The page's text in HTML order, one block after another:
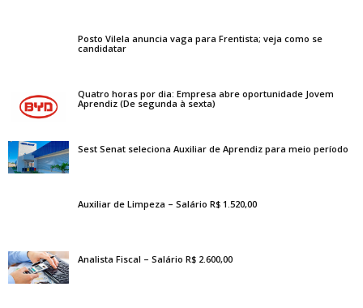
Posto Vilela anuncia vaga para Frentista; veja como se
candidatar
Quatro horas por dia: Empresa abre oportunidade Jovem
Aprendiz (De segunda à sexta)
Sest Senat seleciona Auxiliar de Aprendiz para meio período
Auxiliar de Limpeza – Salário R$ 1.520,00
Analista Fiscal – Salário R$ 2.600,00